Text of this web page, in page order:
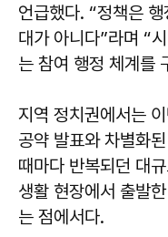
언급했다. “정책은
대가 아니다”라며 “
는 참여 행정 체계를
지역 정치권에서는
공약 발표와 차별화
때마다 반복되던 대
생활 현장에서 출발
는 점에서다.